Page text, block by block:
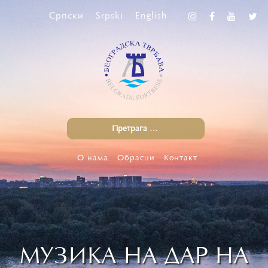
Српски Srpski English
О нама Обрасци Контакт
МУЗИКА НА ДАР НА